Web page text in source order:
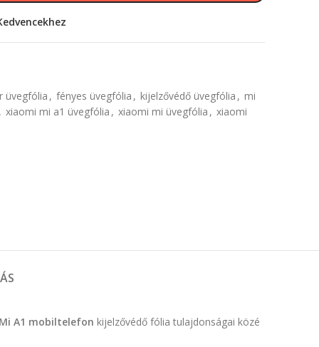
üvegfólia , fényes üvegfólia , kijelzővédő üvegfólia , mi
, xiaomi mi a1 üvegfólia , xiaomi mi üvegfólia , xiaomi
A1 mobiltelefon kijelzővédő fólia tulajdonságai közé